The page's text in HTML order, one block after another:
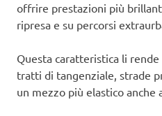
offrire prestazioni più
ripresa e su percorsi
Questa caratteristica li
tratti di tangenziale, strade
un mezzo più elastico anche